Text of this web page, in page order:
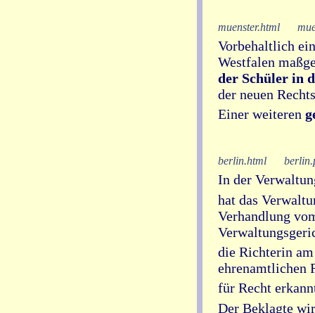
muenster.html
Vorbehaltlich
Westfalen
der Schüler in
der neuen
Einer weiteren
berlin.html
In der
hat das
Verhandlung
die Richterin
ehrenamtlichen
für Recht
Der Beklagte